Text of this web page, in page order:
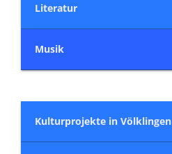
Literatur
Musik
Kulturprojekte in Völklingen